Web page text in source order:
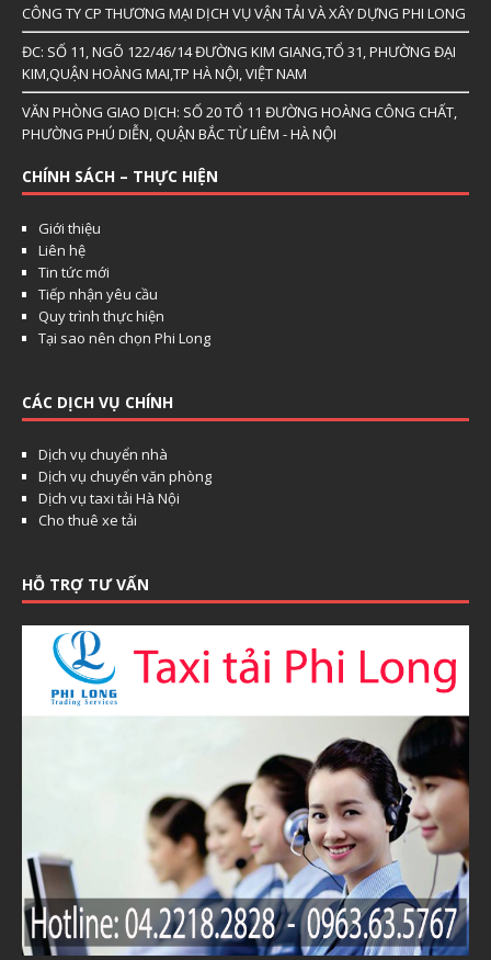
CÔNG TY CP THƯƠNG MẠI DỊCH VỤ VẬN TẢI VÀ XÂY DỰNG PHI LONG
ĐC: SỐ 11, NGÕ 122/46/14 ĐƯỜNG KIM GIANG,TỔ 31, PHƯỜNG ĐẠI
KIM,QUẬN HOÀNG MAI,TP HÀ NỘI, VIỆT NAM
VĂN PHÒNG GIAO DỊCH: SỐ 20 TỔ 11 ĐƯỜNG HOÀNG CÔNG CHẤT,
PHƯỜNG PHÚ DIỄN, QUẬN BẮC TỪ LIÊM - HÀ NỘI
CHÍNH SÁCH – THỰC HIỆN
Giới thiệu
Liên hệ
Tin tức mới
Tiếp nhận yêu cầu
Quy trình thực hiện
Tại sao nên chọn Phi Long
CÁC DỊCH VỤ CHÍNH
Dịch vụ chuyển nhà
Dịch vụ chuyển văn phòng
Dịch vụ taxi tải Hà Nội
Cho thuê xe tải
HỖ TRỢ TƯ VẤN